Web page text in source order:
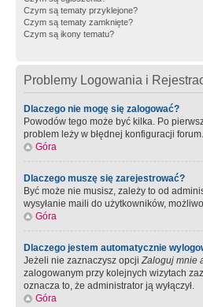
Czym są tematy przyklejone?
Czym są tematy zamknięte?
Czym są ikony tematu?
Problemy Logowania i
Dlaczego nie mogę się zalogować?
Powodów tego może być kilka. Po
problem leży w błędnej konfiguracji forum.
Góra
Dlaczego muszę się zarejestrować?
Być może nie musisz, zależy to od
wysyłanie maili do użytkowników,
Góra
Dlaczego jestem automatycznie
Jeżeli nie zaznaczysz opcjiZaloguj mnie
zalogowanym przy kolejnych wizytach
oznacza to, że administrator ją wyłączył.
Góra